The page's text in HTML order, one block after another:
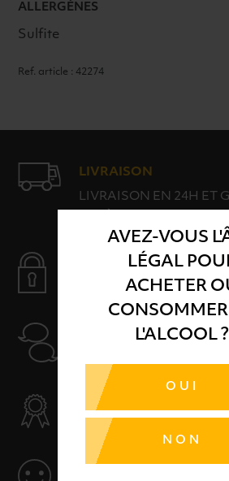
AVEZ-VOUS
LÉGAL
ACHETER
L'ALCOOL ?
OUI
NON
ALLERGÈNES
Sulfite
Ref. article : 42274
LIVRAISON
LIVRAISON EN 24H ET
DELÀ DE 100€
PAIEMENT SÉCURISÉ
Payer en toute sérénité
Nos conseillers sont à
SÉLECTION & QUALITÉ
Des produits